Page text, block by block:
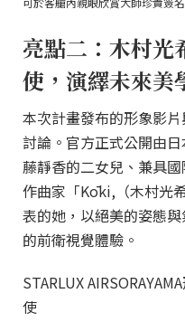
亮點二：木村
使，演繹未來美
本次計畫發布的形象影
討論。官方正式公開由
藤靜香的二女兒、兼具
作曲家「Kōki,（木村光
表的她，以絕美的姿態與
的前衛視覺體驗。
STARLUX
使